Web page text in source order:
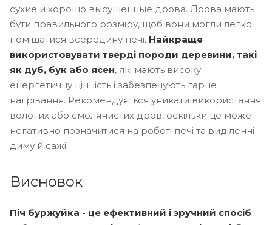
сухие и хорошо высушенные дрова. Дрова мають
бути правильного розміру, щоб вони могли легко
поміщатися всередину печі. Найкраще
використовувати тверді породи деревини, такі
як дуб, бук або ясен, які мають високу
енергетичну цінність і забезпечують гарне
нагрівання. Рекомендується уникати використання
вологих або смолянистих дров, оскільки це може
негативно позначитися на роботі печі та виділенні
диму й сажі.
Висновок
Піч буржуйка - це ефективний і зручний спосіб